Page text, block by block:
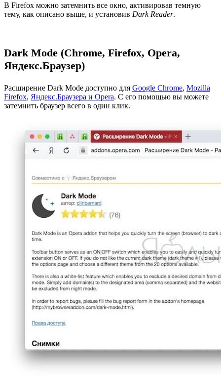
В Firefox можно затемнить все окно, активировав темную
тему, как описано выше, и установив Dark Reader.
Dark Mode (Chrome, Firefox, Opera,
Яндекс.Браузер)
Расширение Dark Mode доступно для Google Chrome, Mozilla
Firefox, Яндекс.Браузера и Opera. С его помощью вы можете
затемнить браузер всего в один клик.